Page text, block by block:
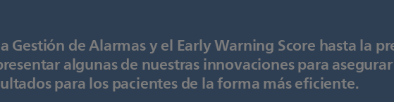
Gestión de Alarmas y el Early Warning Score hasta la
algunas de nuestras innovaciones para
para los pacientes de la forma más eficiente.